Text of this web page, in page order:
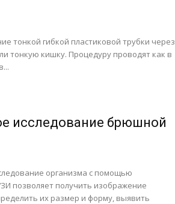
тонкой гибкой пластиковой трубки через
тонкую кишку. Процедуру проводят как в
исследование брюшной
организма с помощью
позволяет получить изображение
их размер и форму, выявить